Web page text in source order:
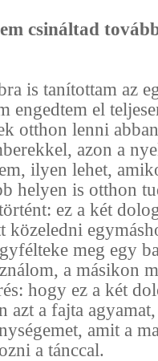
csináltad
is tanítottam az
engedtem el
otthon lenni
azon a
ilyen lehet,
helyen is otthon
ez a két
közeledni
meg egy
a másikon
hogy ez a két
azt a fajta agyamat,
amit a
a tánccal.